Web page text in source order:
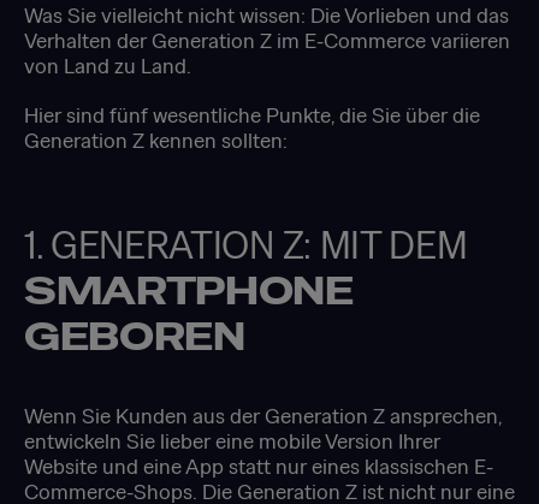
Was Sie vielleicht nicht wissen: Die Vorlieben und das
Verhalten der Generation Z im E-Commerce variieren
von Land zu Land.
Hier sind fünf wesentliche Punkte, die Sie über die
Generation Z kennen sollten:
1. GENERATION Z: MIT DEM
SMARTPHONE
GEBOREN
Wenn Sie Kunden aus der Generation Z ansprechen,
entwickeln Sie lieber eine mobile Version Ihrer
Website und eine App statt nur eines klassischen E-
Commerce-Shops. Die Generation Z ist nicht nur eine